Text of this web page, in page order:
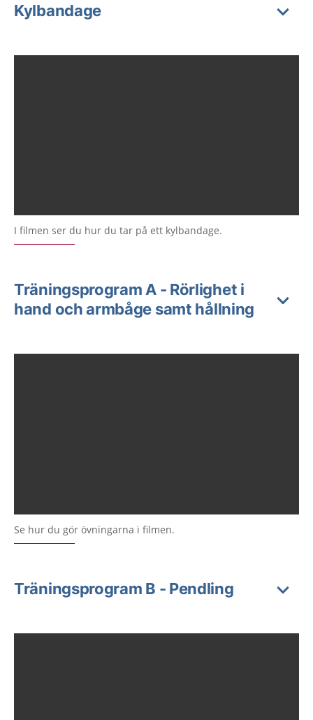
Kylbandage
I filmen ser du hur du tar på ett kylbandage.
Träningsprogram A - Rörlighet i
hand och armbåge samt hållning
Se hur du gör övningarna i filmen.
Träningsprogram B - Pendling